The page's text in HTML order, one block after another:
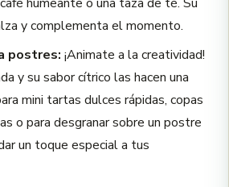
y complementa el momento.
postres: ¡Animate a la creatividad!
y su sabor cítrico las hacen una
mini tartas dulces rápidas, copas
o para desgranar sobre un postre
un toque especial a tus